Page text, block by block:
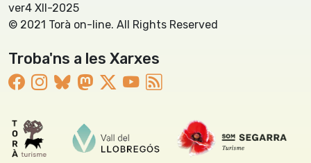
ver4 XII-2025
© 2021 Torà on-line. All Rights Reserved
Troba'ns a les Xarxes